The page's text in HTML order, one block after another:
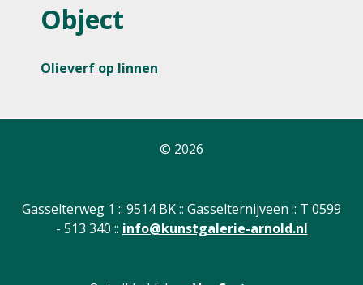
Object
Olieverf op linnen
© 2026
Gasselterweg 1 :: 9514 BK :: Gasselternijveen :: T 0599
- 513 340 :: info@kunstgalerie-arnold.nl